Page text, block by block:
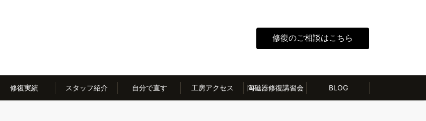
修復のご相談はこちら
修復実績 スタッフ紹介 自分で直す 工房アクセス 陶磁器修復講習会 BLOG